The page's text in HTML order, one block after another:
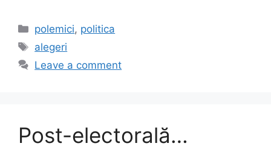
c
e
b
st
o
d
ai ar
Categories
polemici, politica
Tags
alegeri
Leave a comment
Post-electorală…